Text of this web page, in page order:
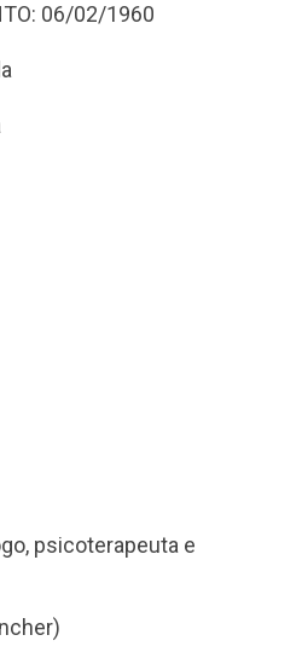
06/02/1960
psicoterapeuta e